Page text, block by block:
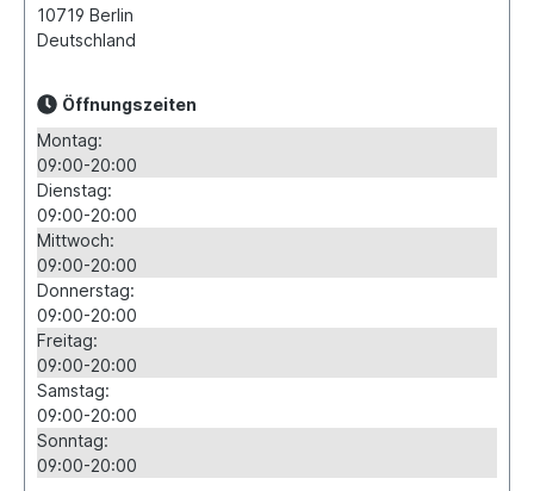
10719 Berlin
Deutschland
Öffnungszeiten
Montag:
09:00-20:00
Dienstag:
09:00-20:00
Mittwoch:
09:00-20:00
Donnerstag:
09:00-20:00
Freitag:
09:00-20:00
Samstag:
09:00-20:00
Sonntag:
09:00-20:00